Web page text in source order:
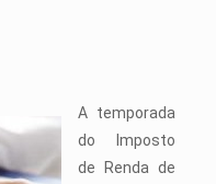
A temporada
do Imposto
de Renda de